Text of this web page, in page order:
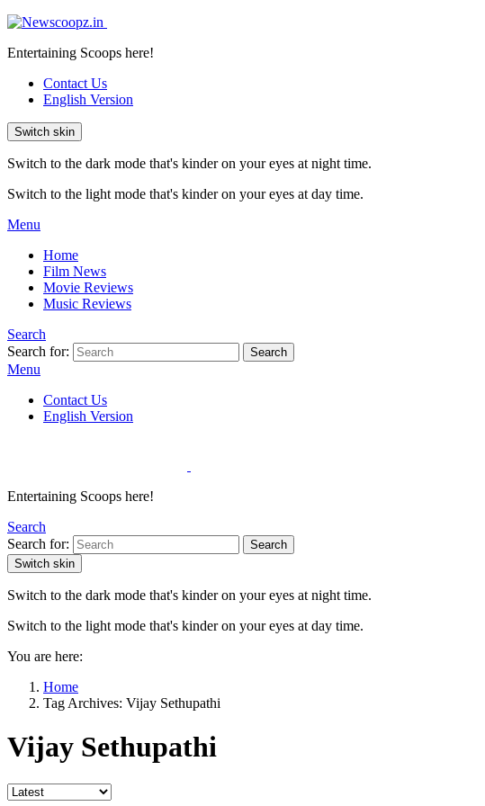
Entertaining Scoops here!
Contact Us
English Version
Switch skin
Switch to the dark mode that's kinder on your eyes at night time.
Switch to the light mode that's kinder on your eyes at day time.
Menu
Home
Film News
Movie Reviews
Music Reviews
Search
Search for:
Search
Menu
Contact Us
English Version
Entertaining Scoops here!
Search
Search for:
Search
Switch skin
Switch to the dark mode that's kinder on your eyes at night time.
Switch to the light mode that's kinder on your eyes at day time.
You are here:
Home
Tag Archives: Vijay Sethupathi
Vijay Sethupathi